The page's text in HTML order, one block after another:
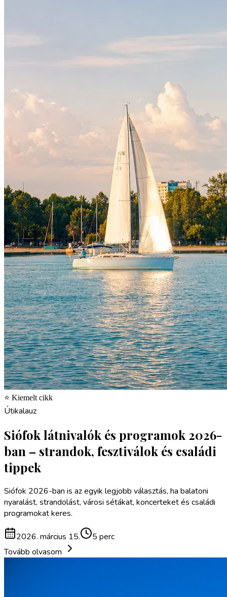
⭐ Kiemelt cikk
Útikalauz
Siófok látnivalók és programok 2026-
ban – strandok, fesztiválok és családi
tippek
Siófok 2026-ban is az egyik legjobb választás, ha balatoni
nyaralást, strandolást, városi sétákat, koncerteket és családi
programokat keres.
2026. március 15.
5 perc
Tovább olvasom